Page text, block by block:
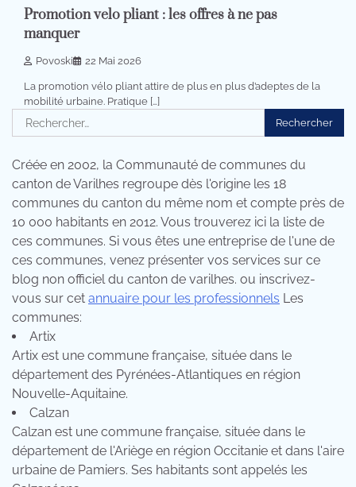
Promotion velo pliant : les offres à ne pas
manquer
Povoski 22 Mai 2026
La promotion vélo pliant attire de plus en plus d’adeptes de la
mobilité urbaine. Pratique […]
Rechercher :
Créée en 2002, la Communauté de communes du
canton de Varilhes regroupe dès l'origine les 18
communes du canton du même nom et compte près de
10 000 habitants en 2012. Vous trouverez ici la liste de
ces communes. Si vous êtes une entreprise de l'une de
ces communes, venez présenter vos services sur ce
blog non officiel du canton de varilhes. ou inscrivez-
vous sur cet annuaire pour les professionnels Les
communes:
Artix
Artix est une commune française, située dans le
département des Pyrénées-Atlantiques en région
Nouvelle-Aquitaine.
Calzan
Calzan est une commune française, située dans le
département de l'Ariège en région Occitanie et dans l'aire
urbaine de Pamiers. Ses habitants sont appelés les